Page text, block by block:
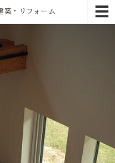
☰
築・リフォーム